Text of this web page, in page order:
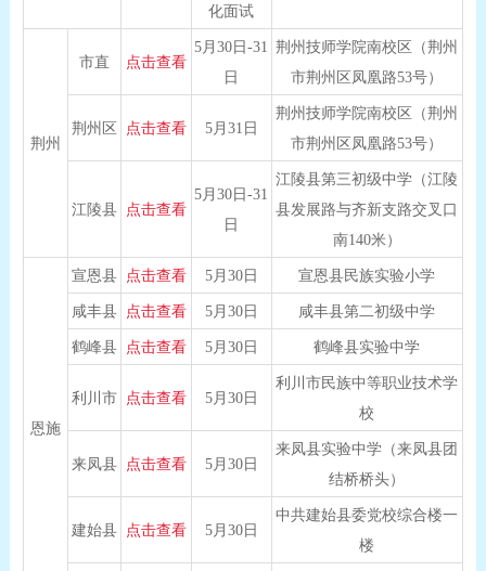
化面试
荆州
市直 点击查看
5月30日-31
日
荆州技师学院南校区（荆州
市荆州区凤凰路53号）
荆州区 点击查看 5月31日
荆州技师学院南校区（荆州
市荆州区凤凰路53号）
江陵县 点击查看
5月30日-31
日
江陵县第三初级中学（江陵
县发展路与齐新支路交叉口
南140米）
恩施
宣恩县 点击查看 5月30日 宣恩县民族实验小学
咸丰县 点击查看 5月30日 咸丰县第二初级中学
鹤峰县 点击查看 5月30日 鹤峰县实验中学
利川市 点击查看 5月30日
利川市民族中等职业技术学
校
来凤县 点击查看 5月30日
来凤县实验中学（来凤县团
结桥桥头）
建始县 点击查看 5月30日
中共建始县委党校综合楼一
楼